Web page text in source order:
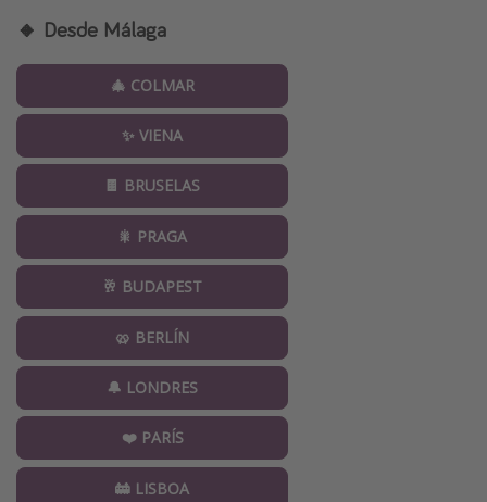
🔸 Desde Málaga
🎄 COLMAR
✨ VIENA
🍫 BRUSELAS
🎇 PRAGA
🥂 BUDAPEST
🥨 BERLÍN
🔔 LONDRES
❤️ PARÍS
🚋 LISBOA